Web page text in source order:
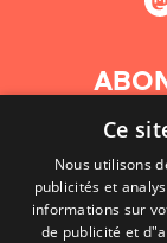
Ce
Nous utilisons
publicités et
informations sur
de publicité et